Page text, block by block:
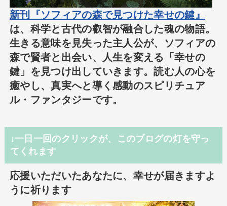
新刊『ソフィアの森で見つけた幸せの鍵』
は、科学と古代の叡智が融合した魂の物語。
生きる意味を見失った主人公が、ソフィアの
森で賢者と出会い、人生を変える「幸せの
鍵」を見つけ出していきます。読む人の心を
癒やし、真実へと導く感動のスピリチュア
ル・ファンタジーです。
↓一日一回のクリックが、このブログの灯を守っ
てくれます
応援いただいたあなたに、幸せが届きますよ
うに祈ります